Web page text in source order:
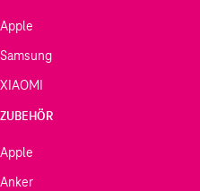
Apple
Samsung
XIAOMI
ZUBEHÖR
Apple
Anker